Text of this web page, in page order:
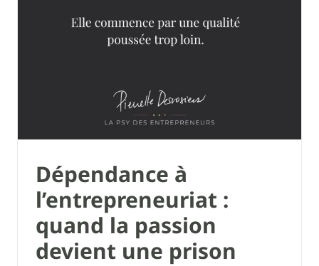
Dépendance à
l’entrepreneuriat :
quand la passion
devient une prison